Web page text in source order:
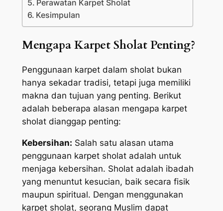
Perawatan Karpet Sholat
Kesimpulan
Mengapa Karpet Sholat Penting?
Penggunaan karpet dalam sholat bukan
hanya sekadar tradisi, tetapi juga memiliki
makna dan tujuan yang penting. Berikut
adalah beberapa alasan mengapa karpet
sholat dianggap penting:
Kebersihan: Salah satu alasan utama
penggunaan karpet sholat adalah untuk
menjaga kebersihan. Sholat adalah ibadah
yang menuntut kesucian, baik secara fisik
maupun spiritual. Dengan menggunakan
karpet sholat, seorang Muslim dapat